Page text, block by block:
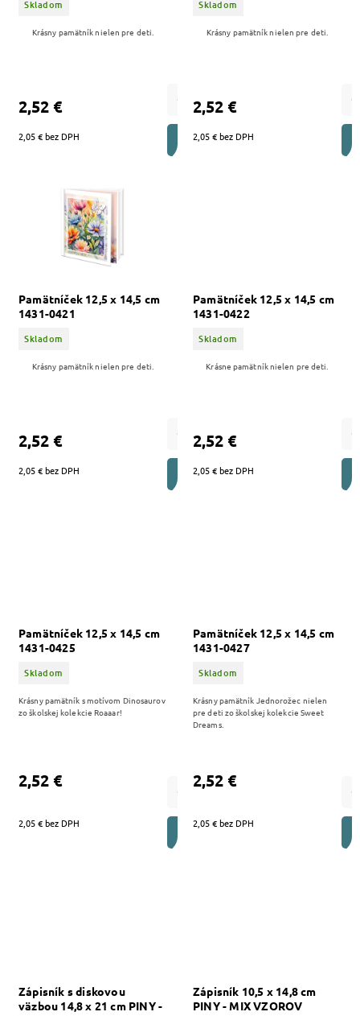
Skladom
2,05 € bez DPH
2,52 €
DO KOŠÍKA
Krásny pamätník nielen pre deti.
Skladom
2,05 € bez DPH
2,52 €
Krásny pamätník nielen pre deti.
Pamätníček 12,5 x 14,5 cm
1431-0421
Skladom
2,05 € bez DPH
2,52 €
DO KOŠÍKA
Krásny pamätník nielen pre deti.
Pamätníček 12,5 x 14,5 cm
1431-0422
Skladom
2,05 € bez DPH
2,52 €
Krásne pamätník nielen pre deti.
Pamätníček 12,5 x 14,5 cm
1431-0425
Skladom
2,05 € bez DPH
2,52 €
Krásny pamätník s motívom Dinosaurov
zo školskej kolekcie Roaaar!
Pamätníček 12,5 x 14,5 cm
1431-0427
Skladom
2,05 € bez DPH
2,52 €
Krásny pamätník Jednorožec nielen
pre deti zo školskej kolekcie Sweet
Dreams.
Zápisník s diskovou
väzbou 14,8 x 21 cm PINY -
Zápisník 10,5 x 14,8 cm
PINY - MIX VZOROV